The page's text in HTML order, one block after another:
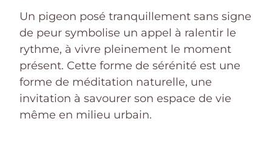
Un pigeon posé tranquillement sans signe
de peur symbolise un appel à ralentir le
rythme, à vivre pleinement le moment
présent. Cette forme de sérénité est une
forme de méditation naturelle, une
invitation à savourer son espace de vie
même en milieu urbain.